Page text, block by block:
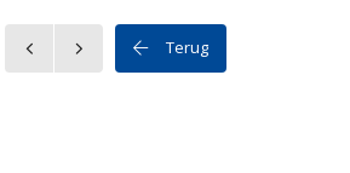
Terug